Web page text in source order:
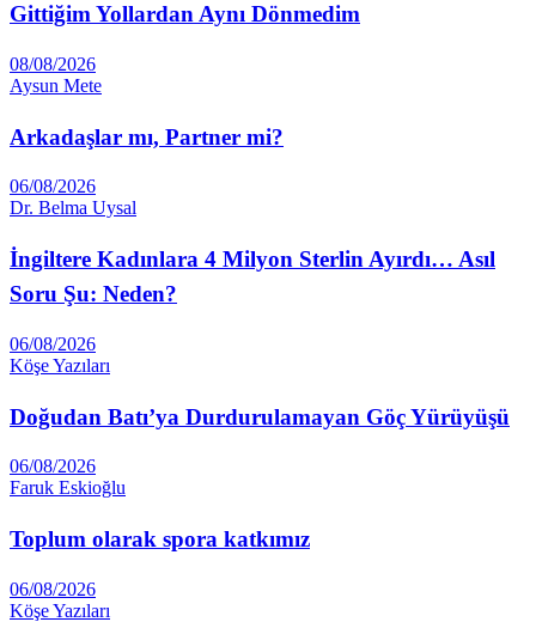
Gittiğim Yollardan Aynı Dönmedim
08/08/2026
Aysun Mete
Arkadaşlar mı, Partner mi?
06/08/2026
Dr. Belma Uysal
İngiltere Kadınlara 4 Milyon Sterlin Ayırdı… Asıl
Soru Şu: Neden?
06/08/2026
Köşe Yazıları
Doğudan Batı’ya Durdurulamayan Göç Yürüyüşü
06/08/2026
Faruk Eskioğlu
Toplum olarak spora katkımız
06/08/2026
Köşe Yazıları